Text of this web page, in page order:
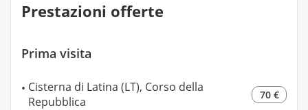
Prestazioni offerte
Prima visita
Cisterna di Latina (LT), Corso della
Repubblica
70 €